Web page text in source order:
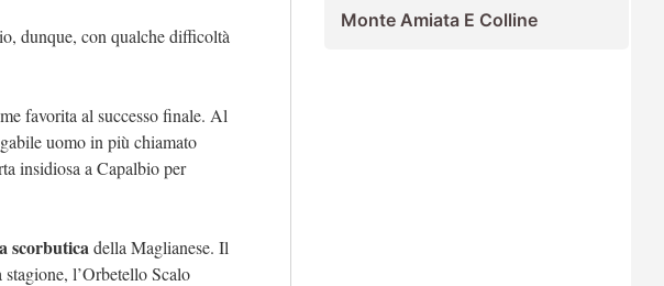
dunque, con qualche difficoltà
favorita al successo finale. Al
uomo in più chiamato
insidiosa a Capalbio per
scorbuticadella Maglianese. Il
l’Orbetello Scalo
Monte Amiata E Colline